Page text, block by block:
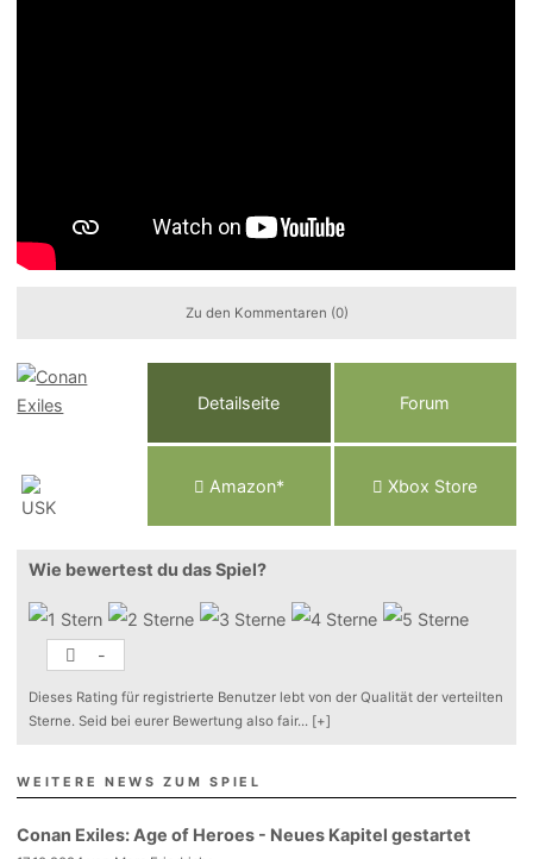
Zu den Kommentaren (0)
Detailseite Forum
Amazon* Xbox Store
Wie bewertest du das Spiel?
-
Dieses Rating für registrierte Benutzer lebt von der Qualität der verteilten
Sterne. Seid bei eurer Bewertung also fair... [+]
WEITERE NEWS ZUM SPIEL
Conan Exiles: Age of Heroes - Neues Kapitel gestartet